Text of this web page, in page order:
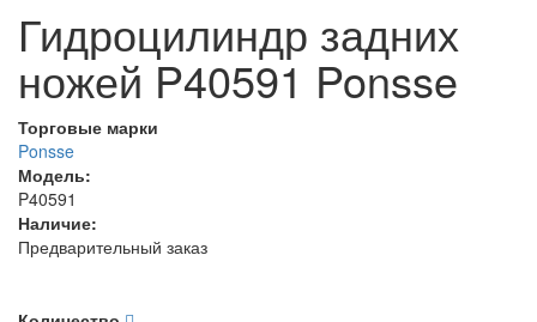
Гидроцилиндр задних
ножей P40591 Ponsse
Торговые марки
Ponsse
Модель:
P40591
Наличие:
Предварительный заказ